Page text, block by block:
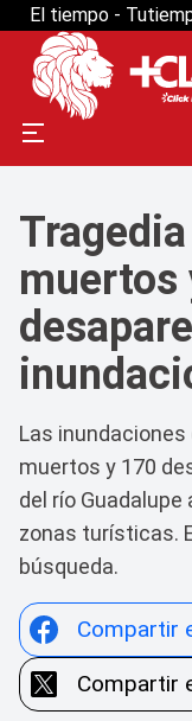
El tiempo -
muertos
Las
muertos y 170
del río
zonas turísticas.
búsqueda.
Compartir
Compartir